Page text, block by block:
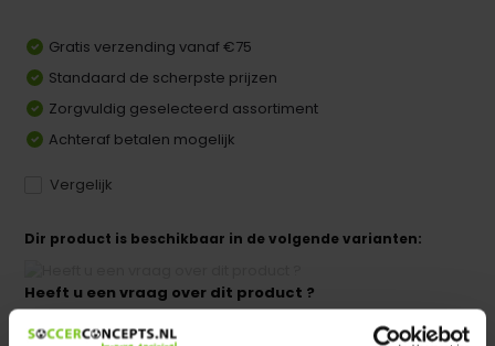
Gratis verzending vanaf €75
Standaard de scherpste prijzen
Zorgvuldig geselecteerd assortiment
Achteraf betalen mogelijk
Vergelijk
Dir product is beschikbaar in de volgende varianten:
Heeft u een vraag over dit product ?
We helpen u graag met meer informatie